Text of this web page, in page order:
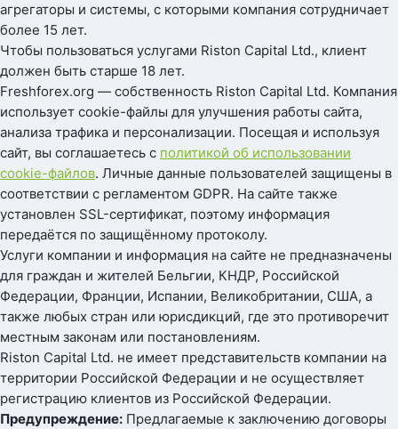
агрегаторы и системы, с которыми компания сотрудничает
более 15 лет.
Чтобы пользоваться услугами Riston Capital Ltd., клиент
должен быть старше 18 лет.
Freshforex.org — собственность Riston Capital Ltd. Компания
использует cookie-файлы для улучшения работы сайта,
анализа трафика и персонализации. Посещая и используя
сайт, вы соглашаетесь с политикой об использовании
cookie-файлов. Личные данные пользователей защищены в
соответствии с регламентом GDPR. На сайте также
установлен SSL-сертификат, поэтому информация
передаётся по защищённому протоколу.
Услуги компании и информация на сайте не предназначены
для граждан и жителей Бельгии, КНДР, Российской
Федерации, Франции, Испании, Великобритании, США, а
также любых стран или юрисдикций, где это противоречит
местным законам или постановлениям.
Riston Capital Ltd. не имеет представительств компании на
территории Российской Федерации и не осуществляет
регистрацию клиентов из Российской Федерации.
Предупреждение: Предлагаемые к заключению договоры